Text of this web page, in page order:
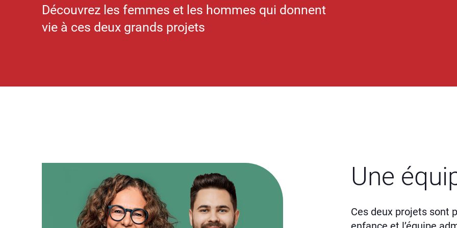
Découvrez les femmes et les hommes qui donnent
vie à ces deux grands projets
Une
Ces deux projets sont